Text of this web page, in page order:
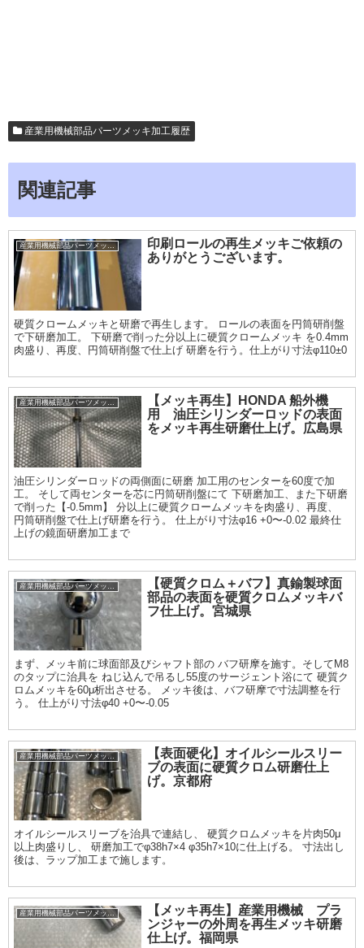
産業用機械部品パーツメッキ加工履歴
関連記事
産業用機械部品パーツメッキ加工履歴
印刷ロールの再生メッキご依頼の
ありがとうございます。
硬質クロームメッキと研磨で再生します。 ロールの表面を円筒研削盤
で下研磨加工。 下研磨で削った分以上に硬質クロームメッキ を0.4mm
肉盛り、再度、円筒研削盤で仕上げ 研磨を行う。仕上がり寸法φ110±0
産業用機械部品パーツメッキ加工履歴
【メッキ再生】HONDA 船外機
用 油圧シリンダーロッドの表面
をメッキ再生研磨仕上げ。広島県
油圧シリンダーロッドの両側面に研磨 加工用のセンターを60度で加
工。 そして両センターを芯に円筒研削盤にて 下研磨加工、また下研磨
で削った【-0.5mm】 分以上に硬質クロームメッキを肉盛り、再度、
円筒研削盤で仕上げ研磨を行う。 仕上がり寸法φ16 +0〜-0.02 最終仕
上げの鏡面研磨加工まで
【硬質クロム＋バフ】真鍮製球面
部品の表面を硬質クロムメッキバ
フ仕上げ。宮城県
まず、メッキ前に球面部及びシャフト部の バフ研摩を施す。そしてM8
のタップに治具を ねじ込んで吊るし55度のサージェント浴にて 硬質ク
ロムメッキを60μ析出させる。 メッキ後は、バフ研摩で寸法調整を行
う。 仕上がり寸法φ40 +0〜-0.05
産業用機械部品パーツメッキ加工履歴
【表面硬化】オイルシールスリー
ブの表面に硬質クロム研磨仕上
げ。京都府
オイルシールスリーブを治具で連結し、 硬質クロムメッキを片肉50μ
以上肉盛りし、 研磨加工でφ38h7×4 φ35h7×10に仕上げる。 寸法出し
後は、ラップ加工まで施します。
産業用機械部品パーツメッキ加工履歴
【メッキ再生】産業用機械 プラ
ンジャーの外周を再生メッキ研磨
仕上げ。福岡県